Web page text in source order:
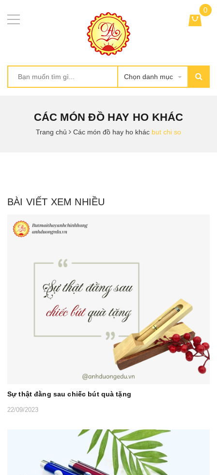
Chọn danh mục
0
CÁC MÓN ĐỒ HAY HO KHÁC
Trang chủ Các món đồ hay ho khác but chi so
BÀI VIẾT XEM NHIỀU
Sự thật đằng sau chiếc bút quà tặng
22/09/2023